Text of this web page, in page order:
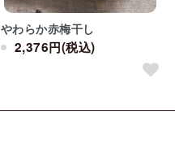
やわらか赤梅干し
2,376円(税込)